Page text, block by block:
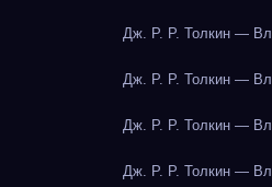
Дж. Р. Р. Толкин —
Дж. Р. Р. Толкин —
Дж. Р. Р. Толкин —
Дж. Р. Р. Толкин —